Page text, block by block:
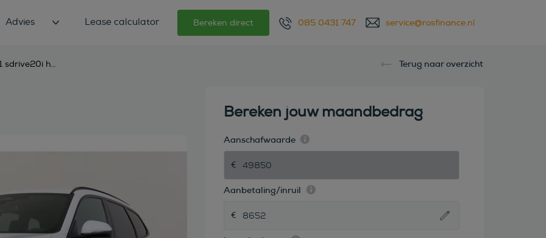
Advies Lease calculator Bereken direct 085 0431 747 service@rosfinance.nl
bmw x1 sdrive20i high executive m sport automaat Terug naar overzicht
Bereken jouw maandbedrag
Aanschafwaarde
Aanbetaling/inruil